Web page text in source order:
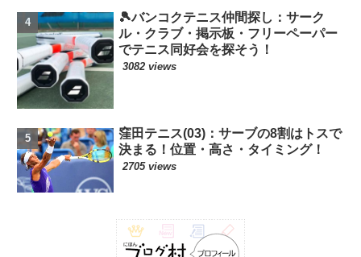
🎾バンコクテニス仲間探し：サーク
ル・クラブ・掲示板・フリーペーパー
でテニス同好会を探そう！
3082 views
窪田テニス(03)：サーブの8割はトスで
決まる！位置・高さ・タイミング！
2705 views